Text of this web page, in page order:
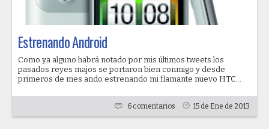
Estrenando Android
Como ya alguno habrá notado por mis últimos tweets los
pasados reyes majos se portaron bien conmigo y desde
primeros de mes ando estrenando mi flamante nuevo HTC...
6 comentarios 15 de Ene de 2013